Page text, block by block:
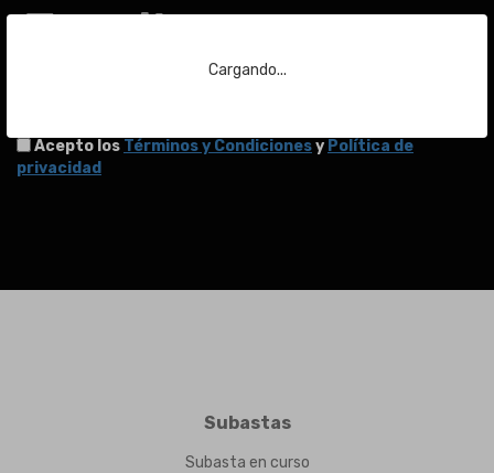
Cargando...
Email
Acepto los Términos y Condicionesy Política de
privacidad
Subastas
Subasta en curso